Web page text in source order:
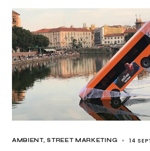
AMBIENT STREET MARKETING 14